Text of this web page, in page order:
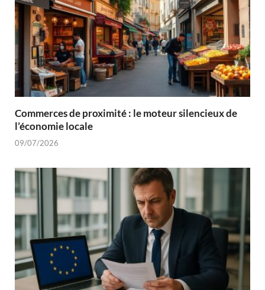
Commerces de proximité : le moteur silencieux de
l’économie locale
09/07/2026